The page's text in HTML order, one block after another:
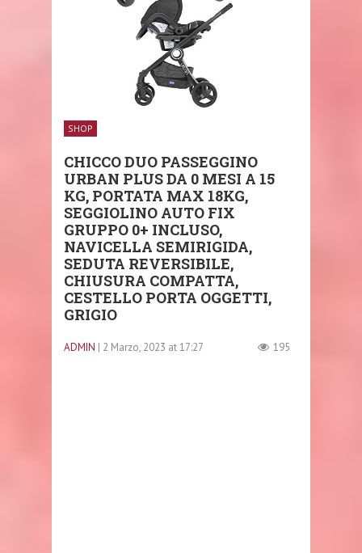
SHOP
CHICCO DUO PASSEGGINO
URBAN PLUS DA 0 MESI A 15
KG, PORTATA MAX 18KG,
SEGGIOLINO AUTO FIX
GRUPPO 0+ INCLUSO,
NAVICELLA SEMIRIGIDA,
SEDUTA REVERSIBILE,
CHIUSURA COMPATTA,
CESTELLO PORTA OGGETTI,
GRIGIO
ADMIN | 2 Marzo, 2023 at 17:27 195